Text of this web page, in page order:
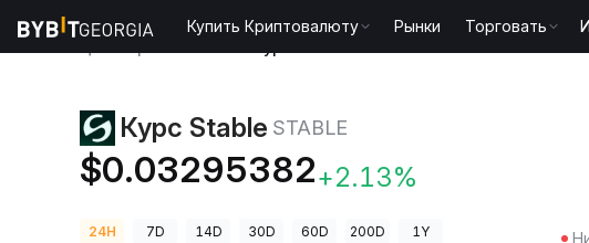
Купить Криптовалюту Рынки Торговать
Курс ​​Stable STABLE
$0.03295382+2.13%
24H 7D 14D 30D 60D 200D 1Y